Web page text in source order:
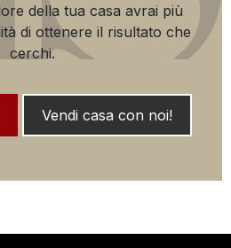
della tua casa avrai più
di ottenere il risultato che
cerchi.
Vendi casa con noi!